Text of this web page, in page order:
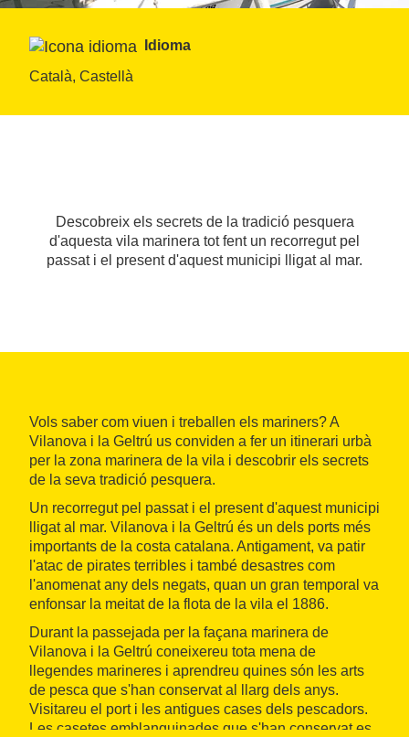
Idioma
Català, Castellà
Descobreix els secrets de la tradició pesquera
d'aquesta vila marinera tot fent un recorregut pel
passat i el present d'aquest municipi lligat al mar.
Vols saber com viuen i treballen els mariners? A
Vilanova i la Geltrú us conviden a fer un itinerari urbà
per la zona marinera de la vila i descobrir els secrets
de la seva tradició pesquera.
Un recorregut pel passat i el present d'aquest municipi
lligat al mar. Vilanova i la Geltrú és un dels ports més
importants de la costa catalana. Antigament, va patir
l'atac de pirates terribles i també desastres com
l'anomenat any dels negats, quan un gran temporal va
enfonsar la meitat de la flota de la vila el 1886.
Durant la passejada per la façana marinera de
Vilanova i la Geltrú coneixereu tota mena de
llegendes marineres i aprendreu quines són les arts
de pesca que s'han conservat al llarg dels anys.
Visitareu el port i les antigues cases dels pescadors.
Les casetes emblanquinades que s'han conservat es